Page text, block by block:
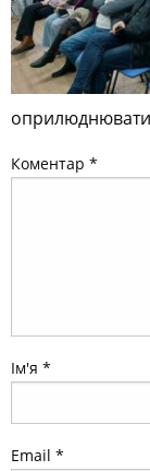
Коментар *
Ім'я *
Email *